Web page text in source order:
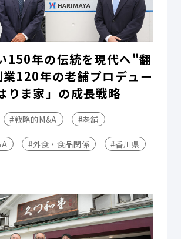
150年の伝統を現代へ"翻
業120年の老舗プロデュー
りま家」の成長戦略
#戦略的M&A #老舗
#外食・食品関係 #香川県